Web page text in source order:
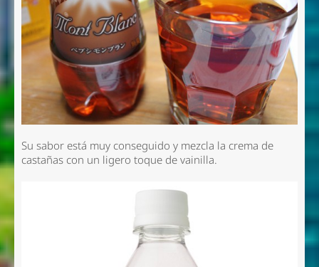
Su sabor está muy conseguido y mezcla la crema de
castañas con un ligero toque de vainilla.